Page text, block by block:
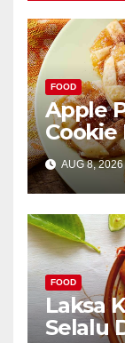
FOOD
Apple
Cookie
Apel
AUG 8, 2026
FOOD
Laksa
Selalu